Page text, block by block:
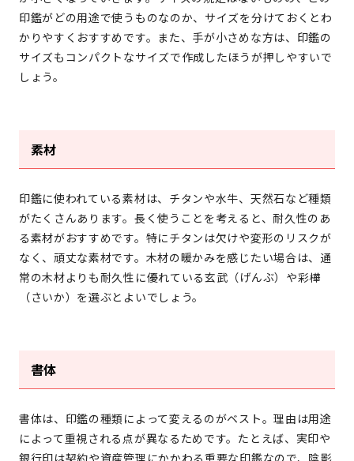
印鑑がどの用途で使うものなのか、サイズを分けておくとわ
かりやすくおすすめです。また、手が小さめな方は、印鑑の
サイズもコンパクトなサイズで作成したほうが押しやすいで
しょう。
素材
印鑑に使われている素材は、チタンや水牛、天然石など種類
がたくさんあります。長く使うことを考えると、耐久性のあ
る素材がおすすめです。特にチタンは欠けや変形のリスクが
なく、頑丈な素材です。木材の暖かみを感じたい場合は、通
常の木材よりも耐久性に優れている玄武（げんぶ）や彩樺
（さいか）を選ぶとよいでしょう。
書体
書体は、印鑑の種類によって変えるのがベスト。理由は用途
によって重視される点が異なるためです。たとえば、実印や
銀行印は契約や資産管理にかかわる重要な印鑑なので、陰影